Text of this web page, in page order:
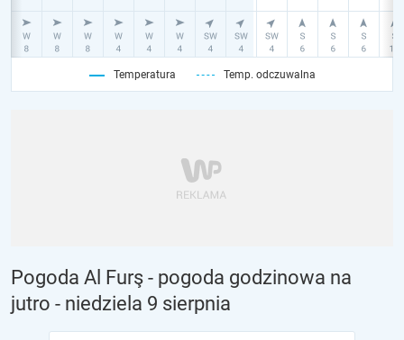
Temperatura Temp. odczuwalna
Pogoda Al Furş - pogoda godzinowa na
jutro - niedziela 9 sierpnia